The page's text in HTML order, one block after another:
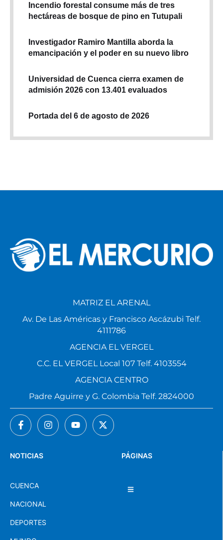
Incendio forestal consume más de tres
hectáreas de bosque de pino en Tutupali
Investigador Ramiro Mantilla aborda la
emancipación y el poder en su nuevo libro
Universidad de Cuenca cierra examen de
admisión 2026 con 13.401 evaluados
Portada del 6 de agosto de 2026
PÁGINAS
NOTICIAS
CUENCA
NACIONAL
DEPORTES
MATRIZ EL ARENAL
Av. De Las Américas y Francisco Ascázubi Telf.
4111786
AGENCIA EL VERGEL
C.C. EL VERGEL Local 107 Telf. 4103554
AGENCIA CENTRO
Padre Aguirre y G. Colombia Telf. 2824000